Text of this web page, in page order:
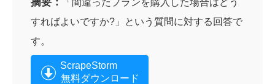
「間違ったプランを購入した場合はどう
すればよいですか?」という質問に対する回答で
す。
ScrapeStorm
無料ダウンロード